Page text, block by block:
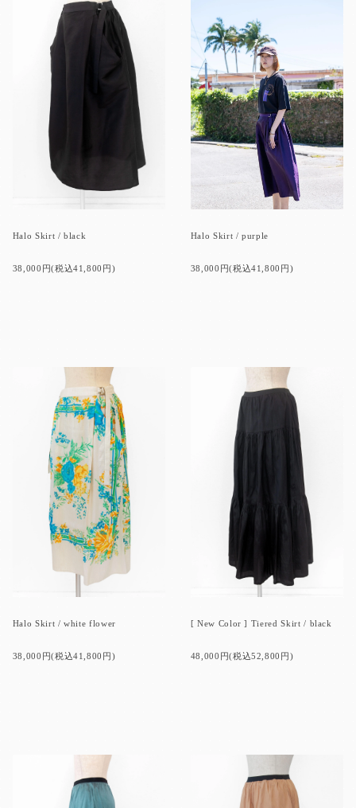
Halo Skirt / black
38,000円(税込41,800円)
Halo Skirt / purple
38,000円(税込41,800円)
Halo Skirt / white flower
38,000円(税込41,800円)
[ New Color ] Tiered Skirt / black
48,000円(税込52,800円)